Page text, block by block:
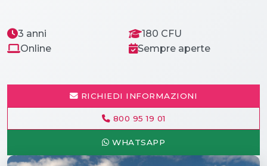
3 anni
180 CFU
Online
Sempre aperte
RICHIEDI INFORMAZIONI
800 95 19 01
WHATSAPP